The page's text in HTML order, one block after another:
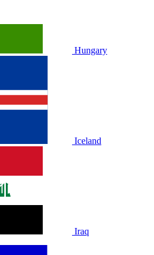
Hungary
Iceland
Iraq